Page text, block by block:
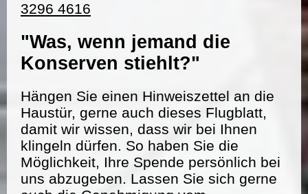
3296 4616
"Was, wenn jemand die
Konserven stiehlt?"
Hängen Sie einen Hinweiszettel an die
Haustür, gerne auch dieses Flugblatt,
damit wir wissen, dass wir bei Ihnen
klingeln dürfen. So haben Sie die
Möglichkeit, Ihre Spende persönlich bei
uns abzugeben. Lassen Sie sich gerne